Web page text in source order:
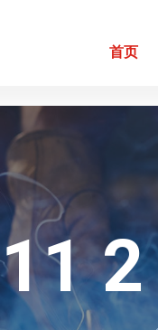
首页
11